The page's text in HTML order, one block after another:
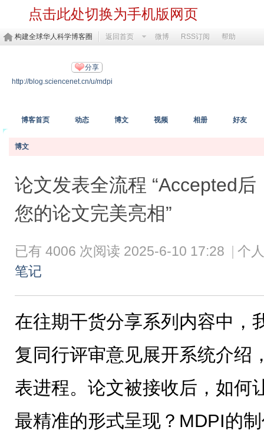
点击此处切换为手机版网页
构建全球华人科学博客圈 返回首页 微博 RSS订阅 帮助
分享
http://blog.sciencenet.cn/u/mdpi
博客首页 动态 博文 视频 相册 好友
博文
论文发表全流程 “Accepted
您的论文完美亮相”
已有 4006 次阅读 2025-6-10 17:28
个
笔记
在往期干货分享系列内容中，
复同行评审意见展开系统介绍
表进程。论文被接收后，如何
最精准的形式呈现？MDPI的